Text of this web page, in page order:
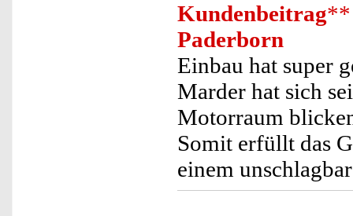
Kundenbeitrag**
Paderborn
Einbau hat super
Marder hat sich
Motorraum
Somit erfüllt das
einem